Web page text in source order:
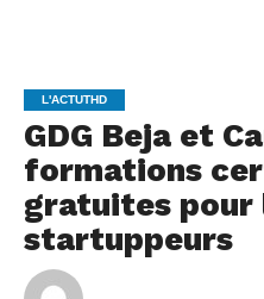
L'ACTUTHD
GDG Beja et
formations
gratuites pour
startuppeurs